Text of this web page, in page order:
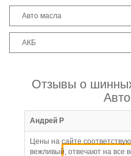
Авто масла
АКБ
Отзывы о
Андрей Р
Цены на сайте
вежливый, отвечают на все